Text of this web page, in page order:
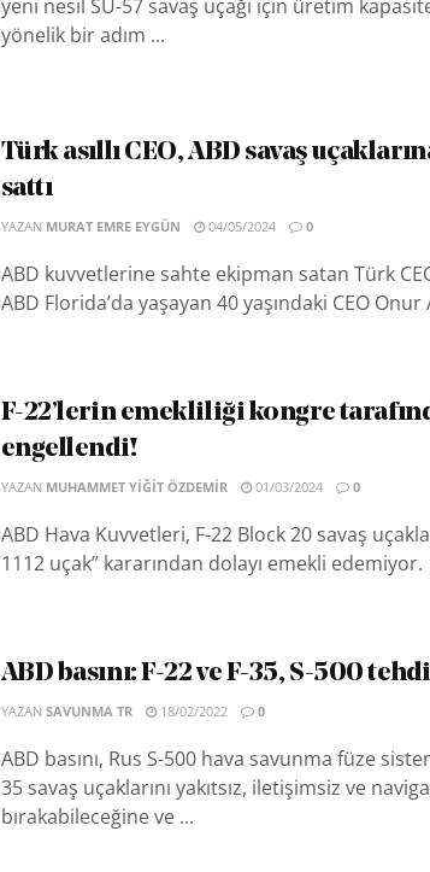
yeni nesil SU-57 savaş uçağı için üretim
yönelik bir adım ...
Türk asıllı CEO, ABD savaş
sattı
YAZAN MURAT EMRE EYGÜN 04/05/2024 0
ABD kuvvetlerine sahte ekipman satan Türk
ABD Florida’da yaşayan 40 yaşındaki CEO Onur
F-22’lerin emekliliği kongre
engellendi!
YAZAN MUHAMMET YIĞIT ÖZDEMIR 01/03/2024 0
ABD Hava Kuvvetleri, F-22 Block 20 savaş
1112 uçak” kararından dolayı emekli edemiyor.
ABD basını: F-22 ve F-35, S-500
YAZAN SAVUNMA TR 18/02/2022 0
ABD basını, Rus S-500 hava savunma füze
35 savaş uçaklarını yakıtsız, iletişimsiz ve
bırakabileceğine ve ...